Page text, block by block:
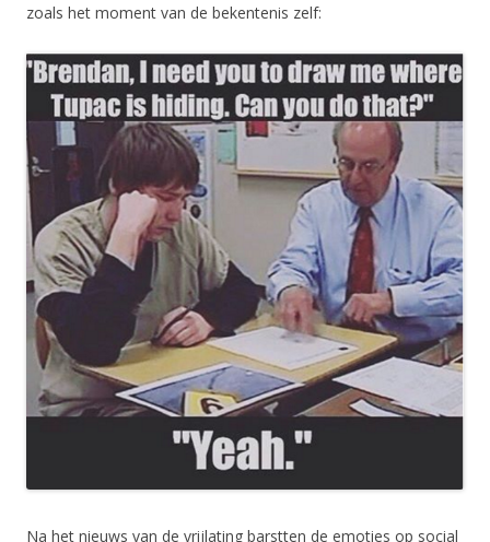
zoals het moment van de bekentenis zelf:
Na het nieuws van de vrijlating barstten de emoties op social